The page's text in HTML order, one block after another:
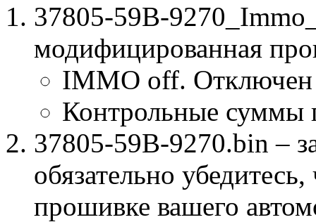
37805-59B-
модифицированная
IMMO off. Отключен
Контрольные суммы
37805-59B-9270.bin –
обязательно
прошивке вашего